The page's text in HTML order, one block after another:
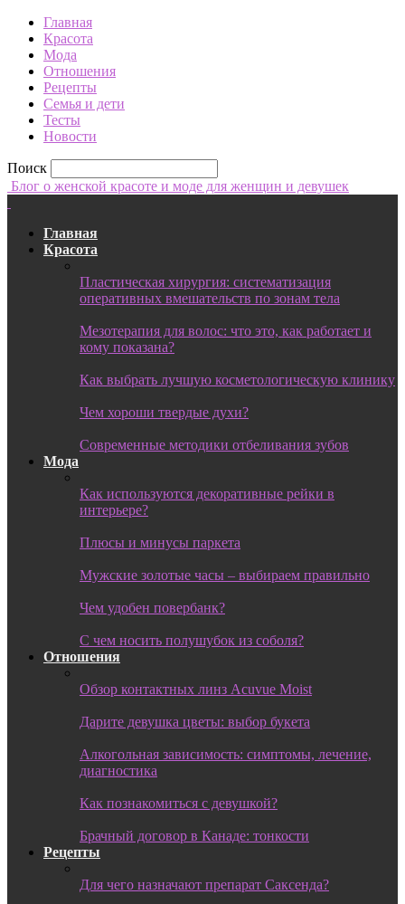
Главная
Красота
Мода
Отношения
Рецепты
Семья и дети
Тесты
Новости
Поиск
Блог о женской красоте и моде для женщин и девушек
Главная
Красота
Пластическая хирургия: систематизация
оперативных вмешательств по зонам тела
Мезотерапия для волос: что это, как работает и
кому показана?
Как выбрать лучшую косметологическую клинику
Чем хороши твердые духи?
Современные методики отбеливания зубов
Мода
Как используются декоративные рейки в
интерьере?
Плюсы и минусы паркета
Мужские золотые часы – выбираем правильно
Чем удобен повербанк?
С чем носить полушубок из соболя?
Отношения
Обзор контактных линз Acuvue Moist
Дарите девушка цветы: выбор букета
Алкогольная зависимость: симптомы, лечение,
диагностика
Как познакомиться с девушкой?
Брачный договор в Канаде: тонкости
Рецепты
Для чего назначают препарат Саксенда?